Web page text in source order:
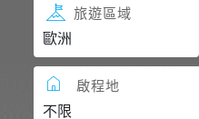
熱門韓國
超夯日本
旅遊區域
啟程地